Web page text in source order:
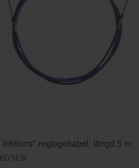
friktions" reglagekabel, längd 5 m
SEK